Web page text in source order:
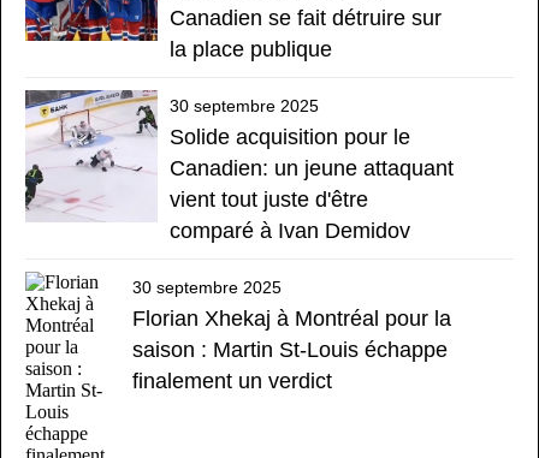
Canadien se fait détruire sur
la place publique
30 septembre 2025
Solide acquisition pour le
Canadien: un jeune attaquant
vient tout juste d'être
comparé à Ivan Demidov
30 septembre 2025
Florian Xhekaj à Montréal pour la
saison : Martin St-Louis échappe
finalement un verdict